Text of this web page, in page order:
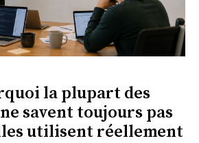
la plupart des
savent toujours pas
utilisent réellement